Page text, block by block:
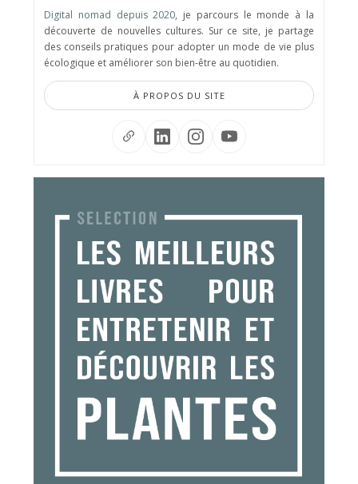
Digital nomad depuis 2020, je parcours le monde à la
découverte de nouvelles cultures. Sur ce site, je partage
des conseils pratiques pour adopter un mode de vie plus
écologique et améliorer son bien-être au quotidien.
À PROPOS DU SITE